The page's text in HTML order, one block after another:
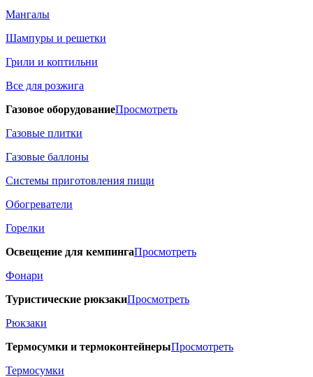
Мангалы
Шампуры и решетки
Грили и коптильни
Все для розжига
Газовое оборудованиеПросмотреть
Газовые плитки
Газовые баллоны
Системы приготовления пищи
Обогреватели
Горелки
Освещение для кемпингаПросмотреть
Фонари
Туристические рюкзакиПросмотреть
Рюкзаки
Термосумки и термоконтейнерыПросмотреть
Термосумки